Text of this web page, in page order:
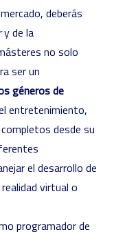
deberás
y de la
no solo
ser un
géneros de
entretenimiento,
desde su
el desarrollo de
virtual o
programador de